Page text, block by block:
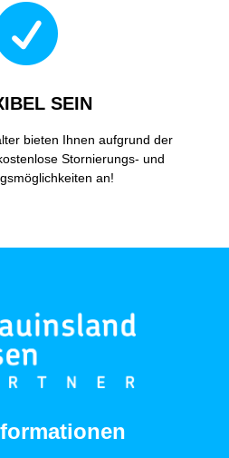
SEIN
bieten Ihnen aufgrund der
Stornierungs- und
an!